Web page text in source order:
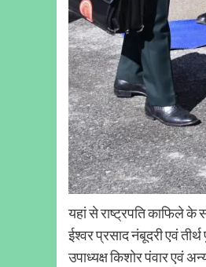
यहां से राष्ट्रपति काफिले के
ईश्वर प्रसाद नंबूदरी एवं
उपाध्यक्ष किशोर पंवार एवं